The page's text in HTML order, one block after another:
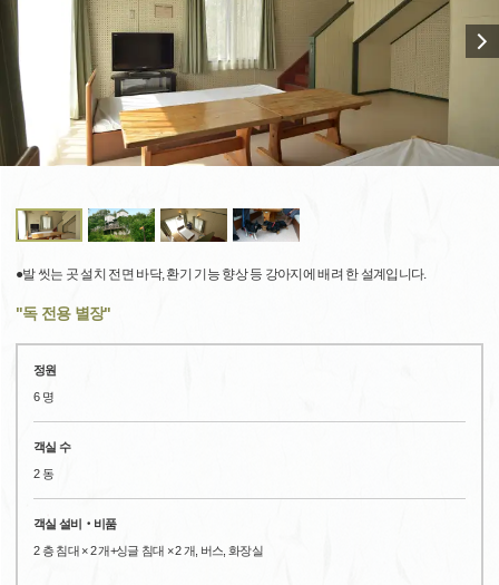
●발 씻는 곳 설치 전면 바닥, 환기 기능 향상 등 강아지에 배려 한 설계입니다.
"독 전용 별장"
정원
6 명
객실 수
2 동
객실 설비‧비품
2 층 침대 × 2 개+싱글 침대 × 2 개, 버스, 화장실